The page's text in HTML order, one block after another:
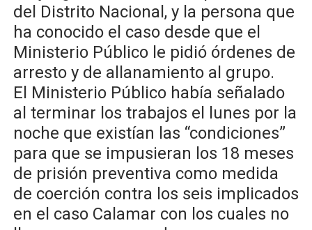
del Distrito Nacional, y la persona que
ha conocido el caso desde que el
Ministerio Público le pidió órdenes de
arresto y de allanamiento al grupo.
El Ministerio Público había señalado
al terminar los trabajos el lunes por la
noche que existían las “condiciones”
para que se impusieran los 18 meses
de prisión preventiva como medida
de coerción contra los seis implicados
en el caso Calamar con los cuales no